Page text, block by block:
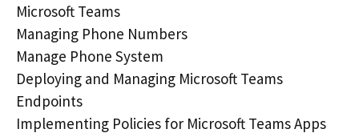
Microsoft Teams
Managing Phone Numbers
Manage Phone System
Deploying and Managing Microsoft Teams
Endpoints
Implementing Policies for Microsoft Teams Apps